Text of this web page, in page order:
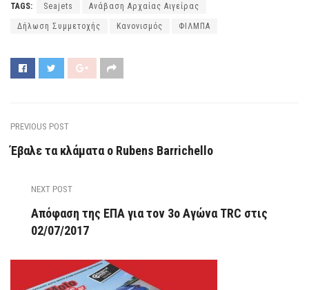
TAGS: Seajets Ανάβαση Αρχαίας Αιγείρας
Δήλωση Συμμετοχής Κανονισμός ΦΙΛΜΠΑ
PREVIOUS POST
Έβαλε τα κλάματα ο Rubens Barrichello
NEXT POST
Απόφαση της ΕΠΑ για τον 3ο Αγώνα TRC στις
02/07/2017